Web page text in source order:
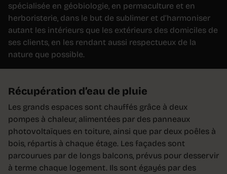
spécialisée en géobiologie, en permaculture et en
herboristerie, dans le but de sublimer et d’harmoniser
autant les intérieurs que les extérieurs des domiciles de
ses clients, en les rendant aussi respectueux de la
nature que possible.
Récupération d’eau de pluie
Les grands espaces sont chauffés grâce à deux
pompes à chaleur, alimentées par des panneaux
photovoltaïques en toiture, ainsi que par deux poêles à
bois, répartis à chaque étage. Les façades sont
parcourues par de longs balcons, prévus pour desservir
à terme chaque logement. Ils sont égayés par des